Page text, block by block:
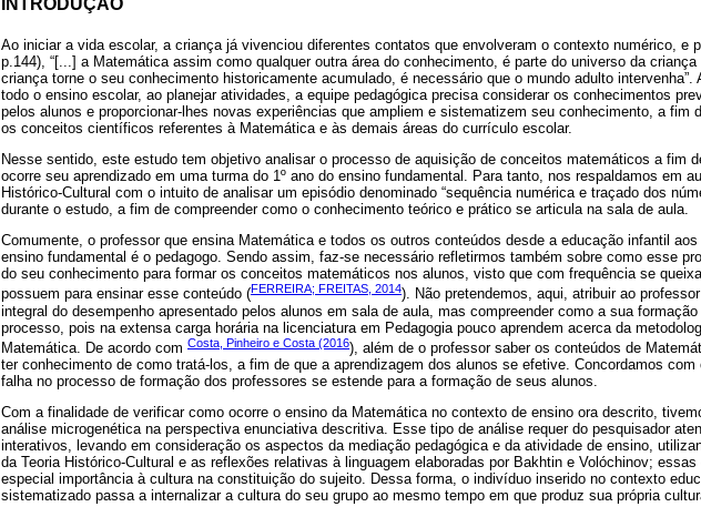
Ao iniciar a vida escolar, a criança já vivenciou diferentes contatos que envolveram o contexto numérico, e
p.144), “[...] a Matemática assim como qualquer outra área do conhecimento, é parte do universo da
criança torne o seu conhecimento historicamente acumulado, é necessário que o mundo adulto intervenha”.
todo o ensino escolar, ao planejar atividades, a equipe pedagógica precisa considerar os conhecimentos
pelos alunos e proporcionar-lhes novas experiências que ampliem e sistematizem seu conhecimento, a fim
os conceitos científicos referentes à Matemática e às demais áreas do currículo escolar.
Nesse sentido, este estudo tem objetivo analisar o processo de aquisição de conceitos matemáticos a fim
ocorre seu aprendizado em uma turma do 1º ano do ensino fundamental. Para tanto, nos respaldamos em
Histórico-Cultural com o intuito de analisar um episódio denominado “sequência numérica e traçado dos
durante o estudo, a fim de compreender como o conhecimento teórico e prático se articula na sala de aula.
Comumente, o professor que ensina Matemática e todos os outros conteúdos desde a educação infantil
ensino fundamental é o pedagogo. Sendo assim, faz-se necessário refletirmos também sobre como esse
do seu conhecimento para formar os conceitos matemáticos nos alunos, visto que com frequência se
possuem para ensinar esse conteúdo (FERREIRA; FREITAS, 2014). Não pretendemos, aqui, atribuir ao
integral do desempenho apresentado pelos alunos em sala de aula, mas compreender como a sua
processo, pois na extensa carga horária na licenciatura em Pedagogia pouco aprendem acerca da
Matemática. De acordo com Costa, Pinheiro e Costa (2016), além de o professor saber os conteúdos de
ter conhecimento de como tratá-los, a fim de que a aprendizagem dos alunos se efetive. Concordamos
falha no processo de formação dos professores se estende para a formação de seus alunos.
Com a finalidade de verificar como ocorre o ensino da Matemática no contexto de ensino ora descrito,
análise microgenética na perspectiva enunciativa descritiva. Esse tipo de análise requer do pesquisador
interativos, levando em consideração os aspectos da mediação pedagógica e da atividade de ensino,
da Teoria Histórico-Cultural e as reflexões relativas à linguagem elaboradas por Bakhtin e Volóchinov; essas
especial importância à cultura na constituição do sujeito. Dessa forma, o indivíduo inserido no contexto
sistematizado passa a internalizar a cultura do seu grupo ao mesmo tempo em que produz sua própria